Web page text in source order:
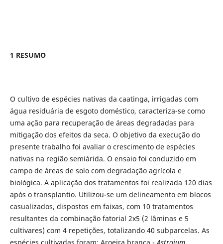
1 RESUMO
O cultivo de espécies nativas da caatinga, irrigadas com
água residuária de esgoto doméstico, caracteriza-se como
uma ação para recuperação de áreas degradadas para
mitigação dos efeitos da seca. O objetivo da execução do
presente trabalho foi avaliar o crescimento de espécies
nativas na região semiárida. O ensaio foi conduzido em
campo de áreas de solo com degradação agrícola e
biológica. A aplicação dos tratamentos foi realizada 120 dias
após o transplantio. Utilizou-se um delineamento em blocos
casualizados, dispostos em faixas, com 10 tratamentos
resultantes da combinação fatorial 2x5 (2 lâminas e 5
cultivares) com 4 repetições, totalizando 40 subparcelas. As